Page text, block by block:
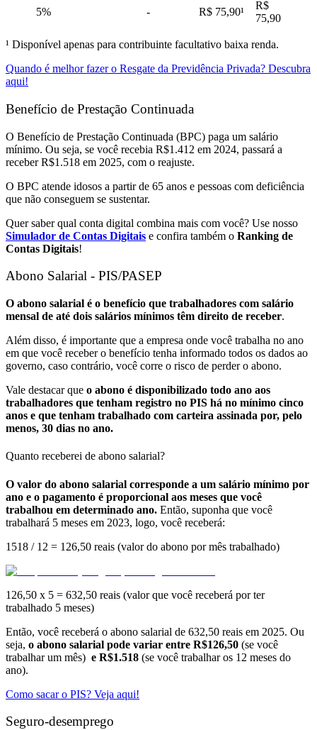
5% - R$ 75,90¹
R$
75,90
¹ Disponível apenas para contribuinte facultativo baixa renda.
Quando é melhor fazer o Resgate da Previdência Privada? Descubra
aqui!
Benefício de Prestação Continuada
O Benefício de Prestação Continuada (BPC) paga um salário
mínimo. Ou seja, se você recebia R$1.412 em 2024, passará a
receber R$1.518 em 2025, com o reajuste.
O BPC atende idosos a partir de 65 anos e pessoas com deficiência
que não conseguem se sustentar.
Quer saber qual conta digital combina mais com você? Use nosso
Simulador de Contas Digitais e confira também o Ranking de
Contas Digitais!
Abono Salarial - PIS/PASEP
O abono salarial é o benefício que trabalhadores com salário
mensal de até dois salários mínimos têm direito de receber.
Além disso, é importante que a empresa onde você trabalha no ano
em que você receber o benefício tenha informado todos os dados ao
governo, caso contrário, você corre o risco de perder o abono.
Vale destacar que o abono é disponibilizado todo ano aos
trabalhadores que tenham registro no PIS há no mínimo cinco
anos e que tenham trabalhado com carteira assinada por, pelo
menos, 30 dias no ano.
Quanto receberei de abono salarial?
O valor do abono salarial corresponde a um salário mínimo por
ano e o pagamento é proporcional aos meses que você
trabalhou em determinado ano. Então, suponha que você
trabalhará 5 meses em 2023, logo, você receberá:
1518 / 12 = 126,50 reais (valor do abono por mês trabalhado)
126,50 x 5 = 632,50 reais (valor que você receberá por ter
trabalhado 5 meses)
Então, você receberá o abono salarial de 632,50 reais em 2025. Ou
seja, o abono salarial pode variar entre R$126,50 (se você
trabalhar um mês) e R$1.518 (se você trabalhar os 12 meses do
ano).
Como sacar o PIS? Veja aqui!
Seguro-desemprego